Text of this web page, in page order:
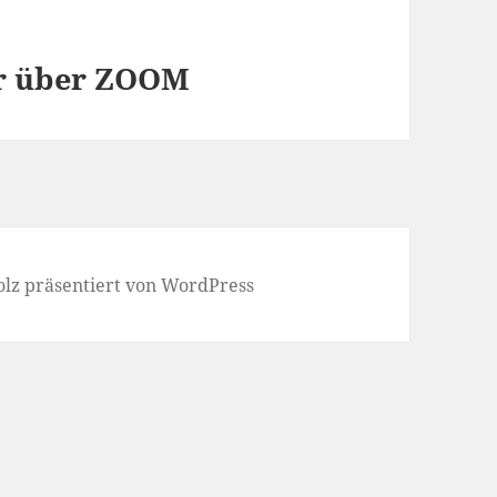
über ZOOM
präsentiert von WordPress